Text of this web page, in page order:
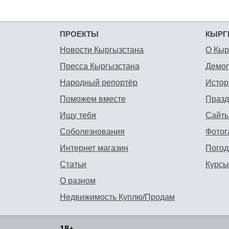
ПРОЕКТЫ
Новости Кыргызстана
Пресса Кыргызстана
Народный репортёр
Поможем вместе
Ищу тебя
Соболезнования
Интернет магазин
Статьи
О разном
Недвижимость Куплю/Продам
О